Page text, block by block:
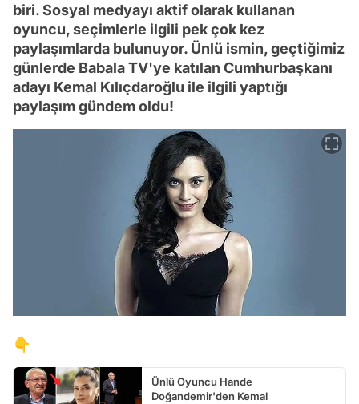
biri. Sosyal medyayı aktif olarak kullanan
oyuncu, seçimlerle ilgili pek çok kez
paylaşımlarda bulunuyor. Ünlü ismin, geçtiğimiz
günlerde Babala TV'ye katılan Cumhurbaşkanı
adayı Kemal Kılıçdaroğlu ile ilgili yaptığı
paylaşım gündem oldu!
👇
Ünlü Oyuncu Hande
Doğandemir'den Kemal